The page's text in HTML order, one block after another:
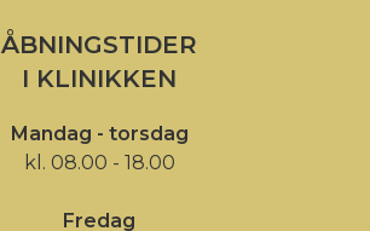
ÅBNINGSTIDER
I KLINIKKEN
Mandag - torsdag
kl. 08.00 - 18.00
Fredag